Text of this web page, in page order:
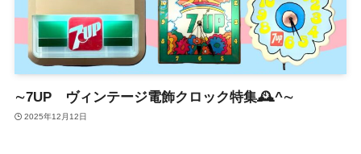
∼7UP ヴィンテージ電飾クロック特集🕰^∼
2025年12月12日